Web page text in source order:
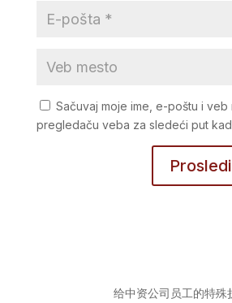
Sačuvaj moje ime, e-poštu i veb
pregledaču veba za sledeći put
给中资公司员工的特殊